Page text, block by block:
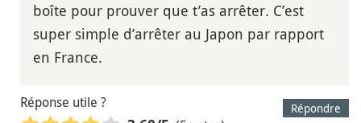
boîte pour prouver que t’as arrêter. C’est
super simple d’arrêter au Japon par rapport
en France.
Répondre
Réponse utile ?